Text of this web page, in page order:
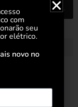
setor de
pautas para
com
seu
elétrico.
novo no